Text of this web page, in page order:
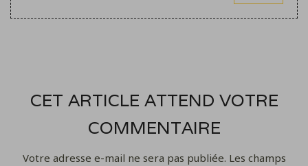
CET ARTICLE ATTEND VOTRE
COMMENTAIRE
Votre adresse e-mail ne sera pas publiée. Les champs